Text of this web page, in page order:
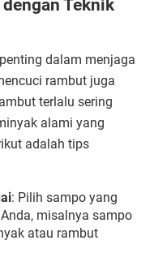
Teknik
dalam menjaga
rambut juga
terlalu sering
alami yang
adalah tips
: Pilih sampo yang
misalnya sampo
atau rambut